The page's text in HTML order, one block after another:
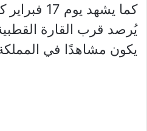
كما يشهد
يُرصد قرب القارة
يكون مشاهدًا في المملكة